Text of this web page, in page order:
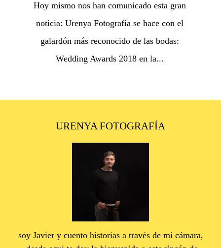
Hoy mismo nos han comunicado esta gran
noticia: Urenya Fotografía se hace con el
galardón más reconocido de las bodas:
Wedding Awards 2018 en la...
URENYA FOTOGRAFÍA
soy Javier y cuento historias a través de mi cámara,